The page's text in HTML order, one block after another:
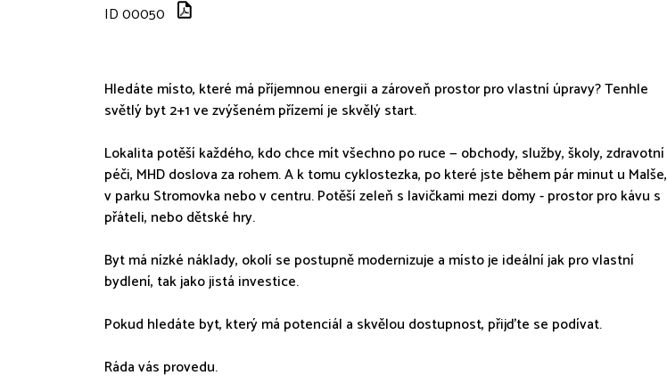
ID 00050
Hledáte místo, které má příjemnou energii a zároveň prostor pro vlastní úpravy? Tenhle
světlý byt 2+1 ve zvýšeném přízemí je skvělý start.
Lokalita potěší každého, kdo chce mít všechno po ruce — obchody, služby, školy, zdravotní
péči, MHD doslova za rohem. A k tomu cyklostezka, po které jste během pár minut u Malše,
v parku Stromovka nebo v centru. Potěší zeleň s lavičkami mezi domy - prostor pro kávu s
přáteli, nebo dětské hry.
Byt má nízké náklady, okolí se postupně modernizuje a místo je ideální jak pro vlastní
bydlení, tak jako jistá investice.
Pokud hledáte byt, který má potenciál a skvělou dostupnost, přijďte se podívat.
Ráda vás provedu.